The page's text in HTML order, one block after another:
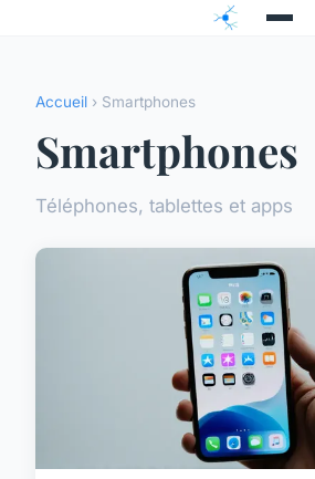
Accueil › Smartphones
Smartphones
Téléphones, tablettes et apps